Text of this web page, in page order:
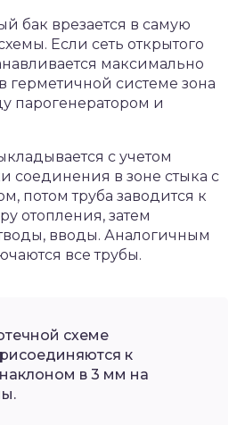
бак врезается в самую
Если сеть открытого
максимально
герметичной системе зона
парогенератором и
с учетом
соединения в зоне стыка с
потом труба заводится к
отопления, затем
вводы. Аналогичным
все трубы.
схеме
к
в 3 мм на